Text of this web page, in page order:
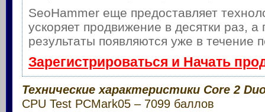
SeoHammer еще предоставляет
ускоряет продвижение в десятки раз, а
результаты появляются уже в течение
Зарегистрироваться и Начать
Технические характеристики Core 2
CPU Test PCMark05 – 7099 баллов